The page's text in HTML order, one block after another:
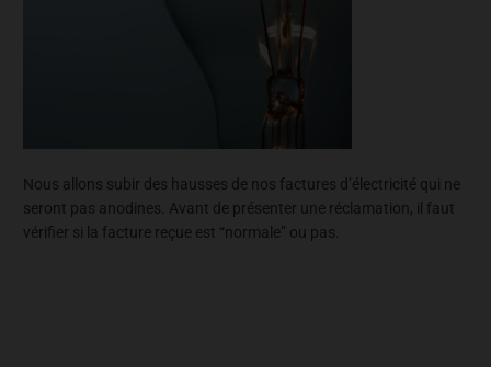
Nous allons subir des hausses de nos factures d’électricité qui ne
seront pas anodines. Avant de présenter une réclamation, il faut
vérifier si la facture reçue est “normale” ou pas.